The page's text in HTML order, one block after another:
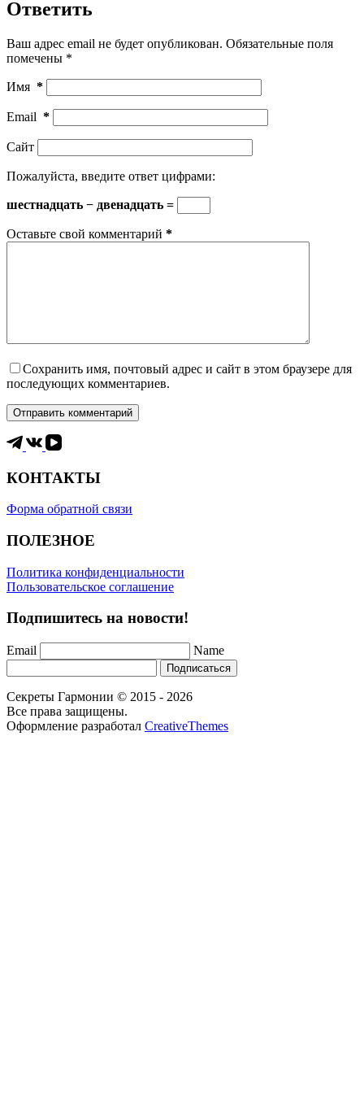
Ответить
Ваш адрес email не будет опубликован. Обязательные поля
помечены *
Имя *
Email *
Сайт
Пожалуйста, введите ответ цифрами:
шестнадцать − двенадцать =
Оставьте свой комментарий *
Сохранить имя, почтовый адрес и сайт в этом браузере для
последующих комментариев.
Отправить комментарий
КОНТАКТЫ
Форма обратной связи
ПОЛЕЗНОЕ
Политика конфиденциальности
Пользовательское соглашение
Подпишитесь на новости!
Email Name
Подписаться
Секреты Гармонии © 2015 - 2026
Все права защищены.
Оформление разработал CreativeThemes